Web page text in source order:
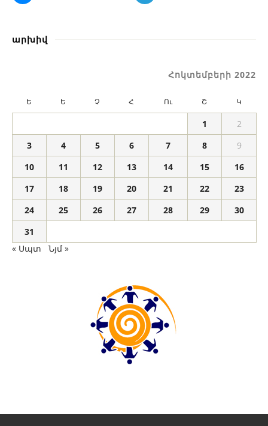
արխիվ
Հոկտեմբերի 2022
Ե Ե Չ Հ Ու Շ Կ
1
2
3
4 5 6 7 8
9
10
11 12 13 14 15
16
17
18 19 20 21 22
23
24
25 26 27 28 29
30
31
« Սպտ
Նյմ »